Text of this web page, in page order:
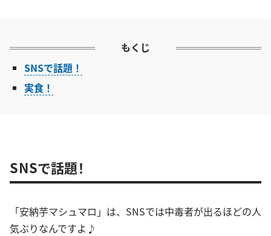
もくじ
SNSで話題！
実食！
SNSで話題！
「安納芋マシュマロ」は、SNSでは中毒者が出るほどの人
気ぶりなんですよ♪